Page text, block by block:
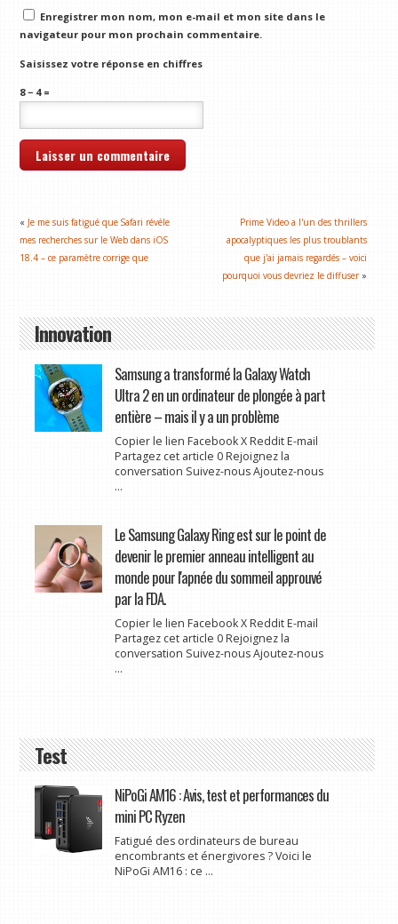
Enregistrer mon nom, mon e-mail et mon site dans le
navigateur pour mon prochain commentaire.
Saisissez votre réponse en chiffres
8 − 4 =
« Je me suis fatigué que Safari révéle
mes recherches sur le Web dans iOS
18.4 – ce paramètre corrige que
Prime Video a l'un des thrillers
apocalyptiques les plus troublants
que j'ai jamais regardés – voici
pourquoi vous devriez le diffuser»
Innovation
Samsung a transformé la Galaxy Watch
Ultra 2 en un ordinateur de plongée à part
entière – mais il y a un problème
Copier le lien Facebook X Reddit E-mail
Partagez cet article 0 Rejoignez la
conversation Suivez-nous Ajoutez-nous
...
Le Samsung Galaxy Ring est sur le point de
devenir le premier anneau intelligent au
monde pour l'apnée du sommeil approuvé
par la FDA.
Copier le lien Facebook X Reddit E-mail
Partagez cet article 0 Rejoignez la
conversation Suivez-nous Ajoutez-nous
...
Test
NiPoGi AM16 : Avis, test et performances du
mini PC Ryzen
Fatigué des ordinateurs de bureau
encombrants et énergivores ? Voici le
NiPoGi AM16 : ce ...